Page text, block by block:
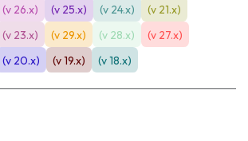
(v 26.x)
(v 25.x) (v 24.x)
(v 21.x)
(v 23.x)
(v 29.x) (v 28.x)
(v 27.x)
(v 20.x)
(v 19.x) (v 18.x)